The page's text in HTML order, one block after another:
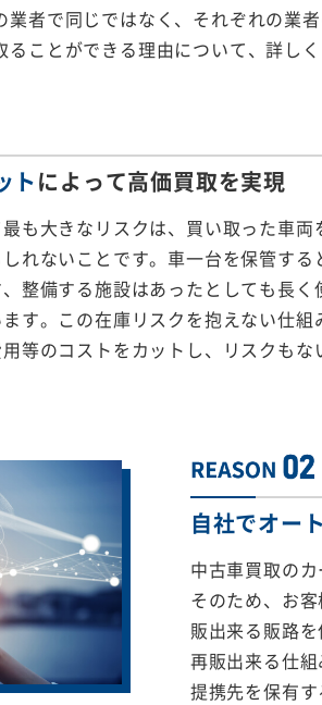
者で同じではなく、それぞれの業
ことができる理由について、詳しく
トによって高価買取を実現
も大きなリスクは、買い取った車両
れないことです。車一台を保管する
整備する施設はあったとしても長く
す。この在庫リスクを抱えない仕組
等のコストをカットし、リスクもな
自社でオー
中古車買取の
そのため、お
販出来る販路
再販出来る仕
提携先を保有